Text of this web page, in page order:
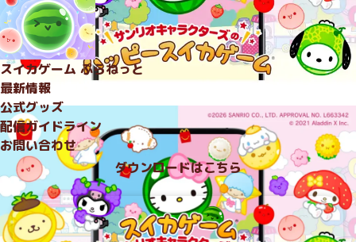
スイカゲーム ぷらねっと
最新情報
公式グッズ
配信ガイドライン
お問い合わせ
ダウンロードはこちら